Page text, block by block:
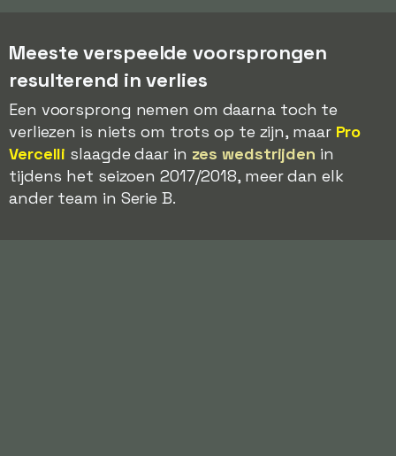
Meeste verspeelde voorsprongen
resulterend in verlies
Een voorsprong nemen om daarna toch te
verliezen is niets om trots op te zijn, maar Pro
Vercelli slaagde daar in zes wedstrijden in
tijdens het seizoen 2017/2018, meer dan elk
ander team in Serie B.